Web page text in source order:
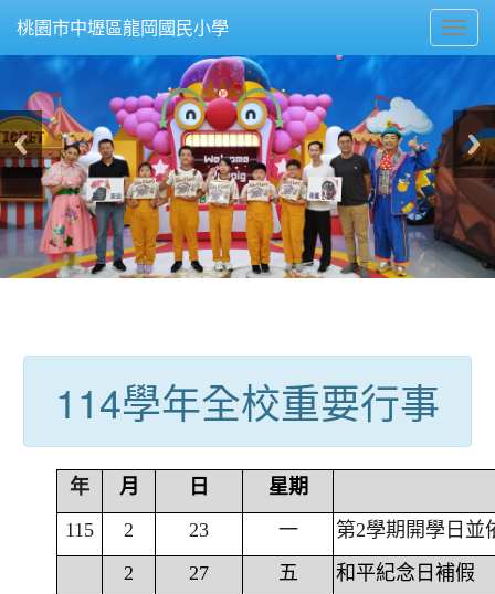
桃園市中壢區龍岡國民小學
114學年全校重要行事
年 月 日
星期
115
2 23 一
第2學期開學日並
2
27 五
和平紀念日補假